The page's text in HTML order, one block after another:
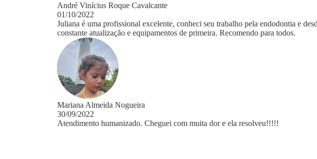
André Vinícius Roque Cavalcante
01/10/2022
Juliana é uma profissional excelente, conheci seu trabalho pela endodontia e
constante atualização e equipamentos de primeira. Recomendo para todos.
Mariana Almeida Nogueira
30/09/2022
Atendimento humanizado. Cheguei com muita dor e ela resolveu!!!!!